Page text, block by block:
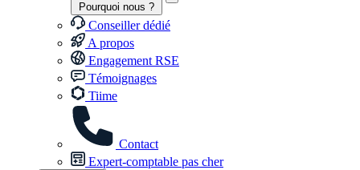
Pourquoi nous ?
Conseiller dédié
A propos
Engagement RSE
Témoignages
Tiime
Contact
Expert-comptable pas cher